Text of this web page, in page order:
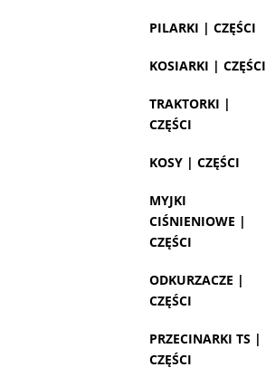
PILARKI | CZĘŚCI
KOSIARKI | CZĘŚCI
TRAKTORKI |
CZĘŚCI
KOSY | CZĘŚCI
MYJKI
CIŚNIENIOWE |
CZĘŚCI
ODKURZACZE |
CZĘŚCI
PRZECINARKI TS |
CZĘŚCI